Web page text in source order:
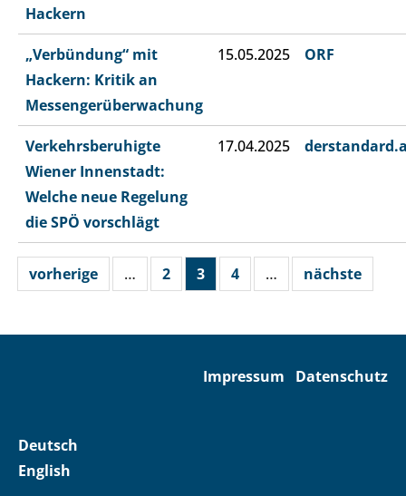
Hackern
„Verbündung“ mit
Hackern: Kritik an
Messengerüberwachung
15.05.2025 ORF
Verkehrsberuhigte
Wiener Innenstadt:
Welche neue Regelung
die SPÖ vorschlägt
17.04.2025
vorherige … 2 3 4 … nächste
Impressum Datenschutz
Deutsch
English